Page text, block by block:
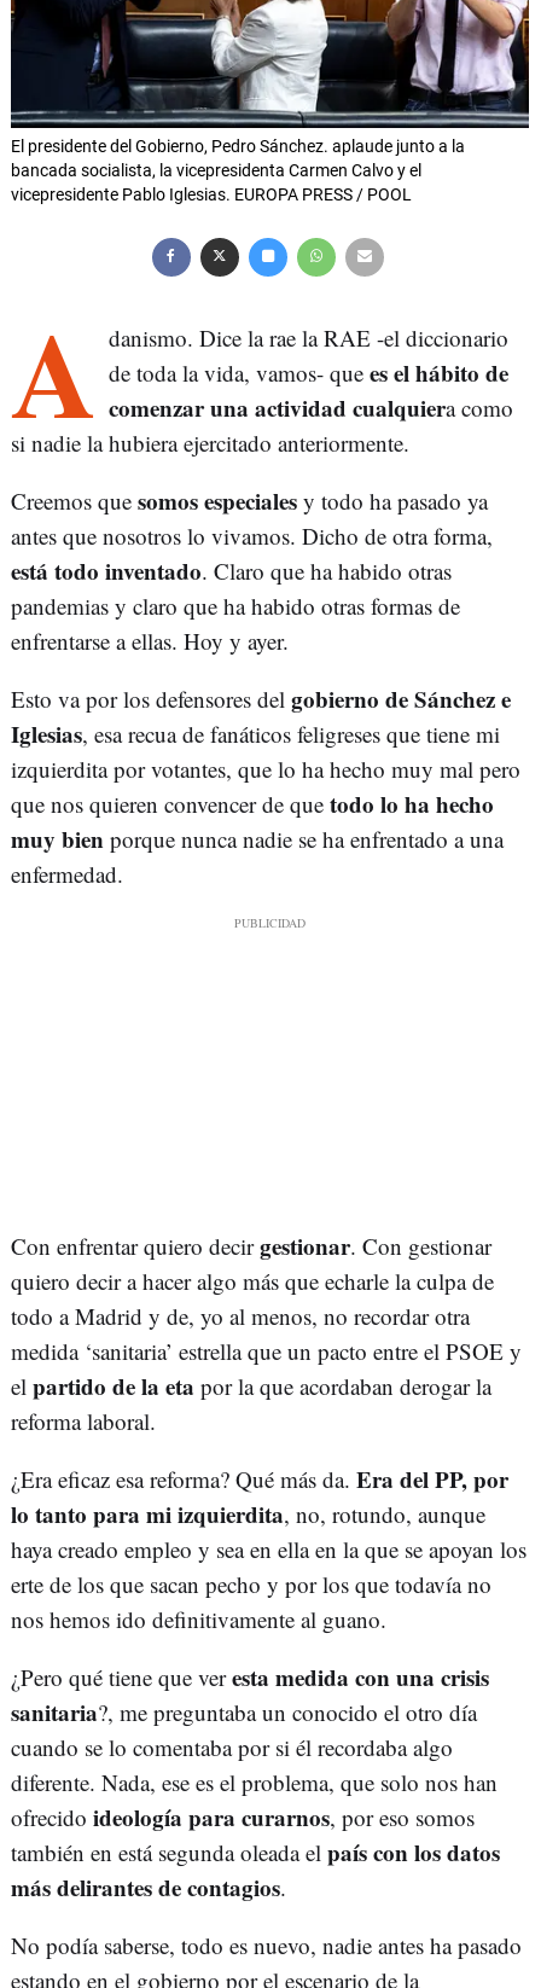
El presidente del Gobierno, Pedro Sánchez. aplaude junto a la
bancada socialista, la vicepresidenta Carmen Calvo y el
vicepresidente Pablo Iglesias. EUROPA PRESS / POOL
A danismo. Dice la rae la RAE -el diccionario
de toda la vida, vamos- que es el hábito de
comenzar una actividad cualquiera como
si nadie la hubiera ejercitado anteriormente.
Creemos que somos especiales y todo ha pasado ya
antes que nosotros lo vivamos. Dicho de otra forma,
está todo inventado. Claro que ha habido otras
pandemias y claro que ha habido otras formas de
enfrentarse a ellas. Hoy y ayer.
Esto va por los defensores del gobierno de Sánchez e
Iglesias, esa recua de fanáticos feligreses que tiene mi
izquierdita por votantes, que lo ha hecho muy mal pero
que nos quieren convencer de que todo lo ha hecho
muy bien porque nunca nadie se ha enfrentado a una
enfermedad.
Con enfrentar quiero decirgestionar. Con gestionar
quiero decir a hacer algo más que echarle la culpa de
todo a Madrid y de, yo al menos, no recordar otra
medida ‘sanitaria’ estrella que un pacto entre el PSOE y
el partido de la eta por la que acordaban derogar la
reforma laboral.
¿Era eficaz esa reforma? Qué más da. Era del PP, por
lo tanto para mi izquierdita, no, rotundo, aunque
haya creado empleo y sea en ella en la que se apoyan los
erte de los que sacan pecho y por los que todavía no
nos hemos ido definitivamente al guano.
¿Pero qué tiene que veresta medida con una crisis
sanitaria?, me preguntaba un conocido el otro día
cuando se lo comentaba por si él recordaba algo
diferente. Nada, ese es el problema, que solo nos han
ofrecido ideología para curarnos, por eso somos
también en está segunda oleada el país con los datos
más delirantes de contagios.
No podía saberse, todo es nuevo, nadie antes ha pasado
estando en el gobierno por el escenario de la